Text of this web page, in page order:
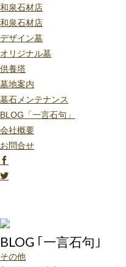
和泉石材店
和泉石材店
デザイン墓
オリジナル墓
供養塔
墓地案内
墓石メンテナンス
BLOG「一言石句」
会社概要
お問合せ
BLOG ｢一言石句｣
その他